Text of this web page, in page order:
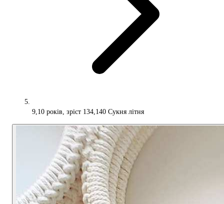
9,10 років, зріст 134,140 Сукня літня